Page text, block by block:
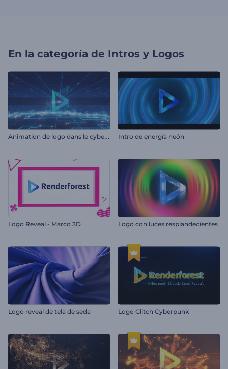
En la categoría de Intros y Logos
A
nimation de logo dans le cyberespace Intro de energía neón
Logo Reveal - Marco 3D Logo con luces resplandecientes
Logo reveal de tela de seda Logo Glitch Cyberpunk